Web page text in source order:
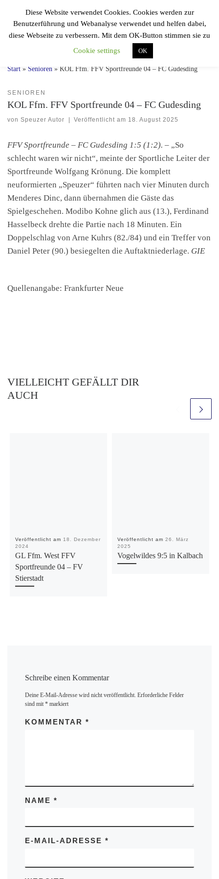
Zum Inhalt springen
F.F.V.
Sportfreunde 04
Search
Start » Senioren » KOL Ffm. FFV Sportfreunde 04 – FC Gudesding
SENIOREN
KOL Ffm. FFV Sportfreunde 04 – FC Gudesding
von Speuzer Autor | Veröffentlicht am 18. August 2025
FFV Sportfreunde – FC Gudesding 1:5 (1:2). – „So
schlecht waren wir nicht“, meinte der Sportliche Leiter der
Sportfreunde Wolfgang Krönung. Die komplett
neuformierten „Speuzer“ führten nach vier Minuten durch
Menderes Dinc, dann übernahmen die Gäste das
Spielgeschehen. Modibo Kohne glich aus (13.), Ferdinand
Hasselbeck drehte die Partie nach 18 Minuten. Ein
Doppelschlag von Arne Kuhrs (82./84) und ein Treffer von
Daniel Peter (90.) besiegelten die Auftaktniederlage. GIE
Quellenangabe: Frankfurter Neue
VIELLEICHT GEFÄLLT DIR
AUCH
Veröffentlicht am 18. Dezember
2024
GL Ffm. West FFV
Sportfreunde 04 – FV
Stierstadt
Veröffentlicht am26. März
2025
Vogelwildes 9:5 in Kalbach
Schreibe einen Kommentar
Deine E-Mail-Adresse wird nicht veröffentlicht. Erforderliche Felder
sind mit* markiert
KOMMENTAR*
NAME*
E-MAIL-ADRESSE*
Diese Website verwendet Cookies. Cookies werden zur
Benutzerführung und Webanalyse verwendet und helfen dabei,
diese Webseite zu verbessern. Mit dem OK-Button stimmen sie zu
Cookie settings
OK